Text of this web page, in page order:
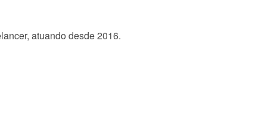
atuando desde 2016.